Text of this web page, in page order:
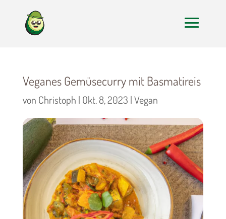
Veganes Gemüsecurry mit Basmatireis
von Christoph | Okt. 8, 2023 |Vegan